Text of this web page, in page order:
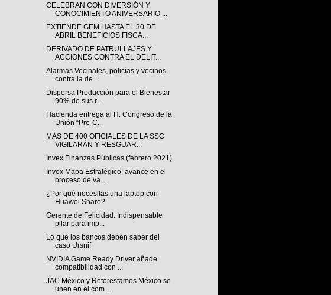
CELEBRAN CON DIVERSIÓN Y
CONOCIMIENTO ANIVERSARIO ...
EXTIENDE GEM HASTA EL 30 DE
ABRIL BENEFICIOS FISCA...
DERIVADO DE PATRULLAJES Y
ACCIONES CONTRA EL DELIT...
Alarmas Vecinales, policías y vecinos
contra la de...
Dispersa Producción para el Bienestar
90% de sus r...
Hacienda entrega al H. Congreso de la
Unión “Pre-C...
MÁS DE 400 OFICIALES DE LA SSC
VIGILARÁN Y RESGUAR...
Invex Finanzas Públicas (febrero 2021)
Invex Mapa Estratégico: avance en el
proceso de va...
¿Por qué necesitas una laptop con
Huawei Share?
Gerente de Felicidad: Indispensable
pilar para imp...
Lo que los bancos deben saber del
caso Ursnif
NVIDIA Game Ready Driver añade
compatibilidad con ...
JAC México y Reforestamos México se
unen en el com...